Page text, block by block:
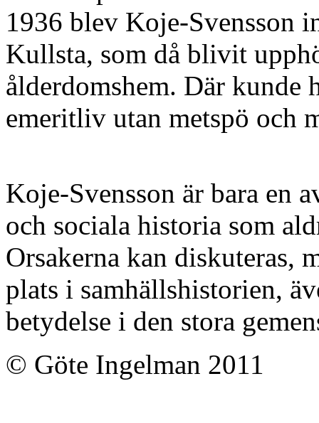
1936 blev Koje-Svensson
Kullsta, som då blivit
ålderdomshem. Där kunde
emeritliv utan metspö och
Koje-Svensson är bara en
och sociala historia som
Orsakerna kan diskuteras,
plats i samhällshistorien,
betydelse i den stora
© Göte Ingelman 2011